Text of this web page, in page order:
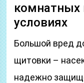
комнатных
условиях
Большой вред
щитовки –
надежно